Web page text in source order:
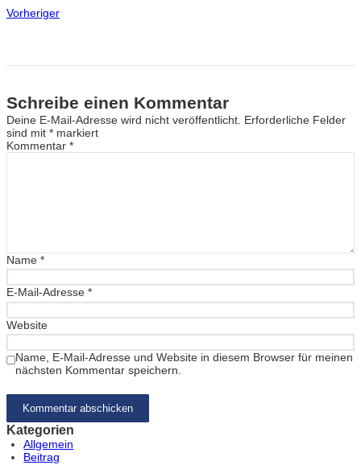
Vorheriger
Schreibe einen Kommentar
Deine E-Mail-Adresse wird nicht veröffentlicht. Erforderliche Felder
sind mit * markiert
Kommentar *
Name *
E-Mail-Adresse *
Website
Name, E-Mail-Adresse und Website in diesem Browser für meinen
nächsten Kommentar speichern.
Kategorien
Allgemein
Beitrag